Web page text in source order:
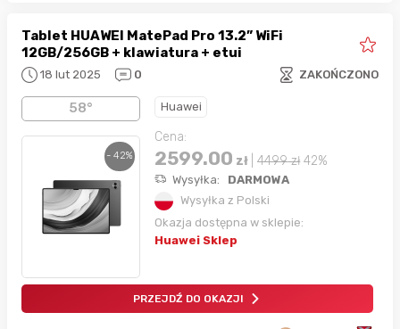
Tablet HUAWEI MatePad Pro 13.2” WiFi
12GB/256GB + klawiatura + etui
18 lut 2025 0 ZAKOŃCZONO
58° Huawei
- 42%
Cena:
2599.00 zł 4499zł 42%
Wysyłka:
DARMOWA
Wysyłka z Polski
Okazja dostępna w sklepie:
Huawei Sklep
PRZEJDŹ DO OKAZJI